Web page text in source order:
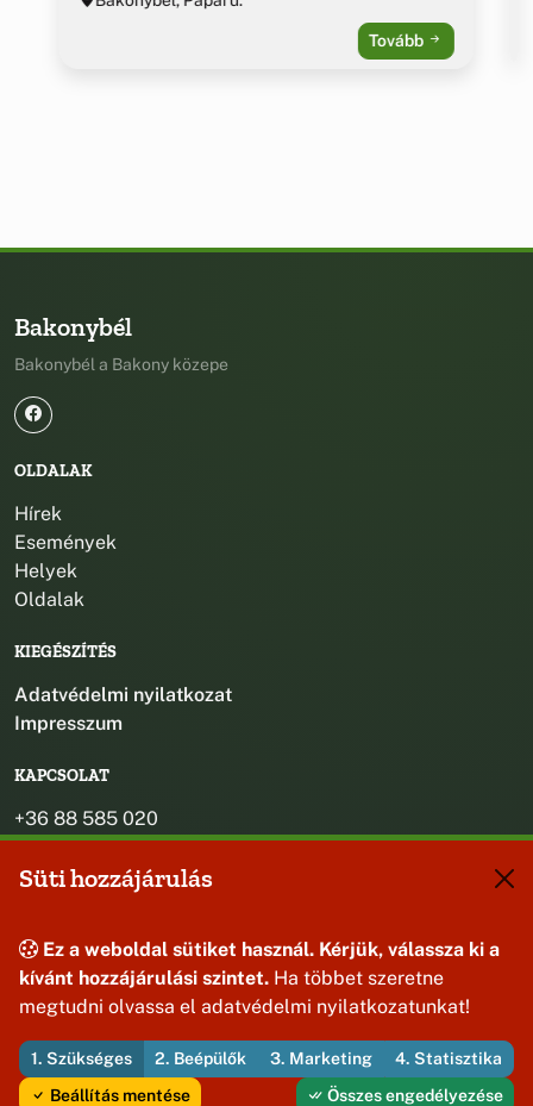
Tovább
Bakonybél
Bakonybél a Bakony közepe
OLDALAK
Hírek
Események
Helyek
Oldalak
KIEGÉSZÍTÉS
Adatvédelmi nyilatkozat
Impresszum
KAPCSOLAT
+36 88 585 020
+36 30 442 8024
titkarsag@bakonybel.hu
8427 Bakonybél, Pápai u. 7.
© 2026 Bakonybél Község Önkormányzata — Minden jog
fenntartva
Süti hozzájárulás
Ez a weboldal sütiket használ. Kérjük, válassza ki a
kívánt hozzájárulási szintet. Ha többet szeretne
megtudni olvassa el adatvédelmi nyilatkozatunkat!
1. Szükséges 2. Beépülők 3. Marketing
4. Statisztika
Beállítás mentése
Összes engedélyezése